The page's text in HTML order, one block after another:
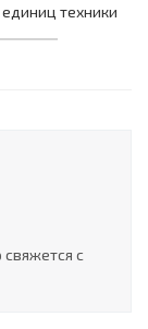
техники
с